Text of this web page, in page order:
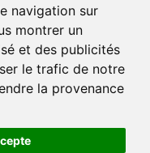
navigation sur
montrer un
et des publicités
le trafic de notre
la provenance